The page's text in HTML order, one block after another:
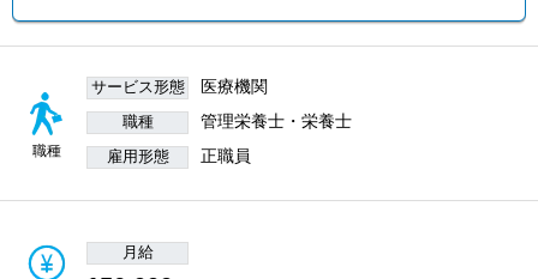
職種
サービス形態 医療機関
職種 管理栄養士・栄養士
雇用形態 正職員
月給